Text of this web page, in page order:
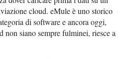
cloud. eMule è uno storico
di software e ancora oggi,
non siano sempre fulminei, riesce a